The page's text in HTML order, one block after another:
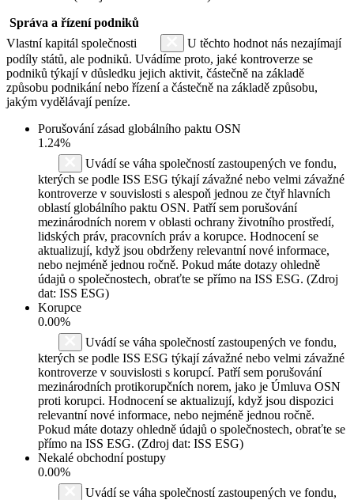
Správa a řízení podniků
Vlastní kapitál společnosti
U těchto hodnot nás nezajímají
podíly států, ale podniků. Uvádíme proto, jaké kontroverze se
podniků týkají v důsledku jejich aktivit, částečně na základě
způsobu podnikání nebo řízení a částečně na základě způsobu,
jakým vydělávají peníze.
Porušování zásad globálního paktu OSN
1.24%
Uvádí se váha společností zastoupených ve fondu,
kterých se podle ISS ESG týkají závažné nebo velmi závažné
kontroverze v souvislosti s alespoň jednou ze čtyř hlavních
oblastí globálního paktu OSN. Patří sem porušování
mezinárodních norem v oblasti ochrany životního prostředí,
lidských práv, pracovních práv a korupce. Hodnocení se
aktualizují, když jsou obdrženy relevantní nové informace,
nebo nejméně jednou ročně. Pokud máte dotazy ohledně
údajů o společnostech, obraťte se přímo na ISS ESG. (Zdroj
dat: ISS ESG)
Korupce
0.00%
Uvádí se váha společností zastoupených ve fondu,
kterých se podle ISS ESG týkají závažné nebo velmi závažné
kontroverze v souvislosti s korupcí. Patří sem porušování
mezinárodních protikorupčních norem, jako je Úmluva OSN
proti korupci. Hodnocení se aktualizují, když jsou dispozici
relevantní nové informace, nebo nejméně jednou ročně.
Pokud máte dotazy ohledně údajů o společnostech, obraťte se
přímo na ISS ESG. (Zdroj dat: ISS ESG)
Nekalé obchodní postupy
0.00%
Uvádí se váha společností zastoupených ve fondu,